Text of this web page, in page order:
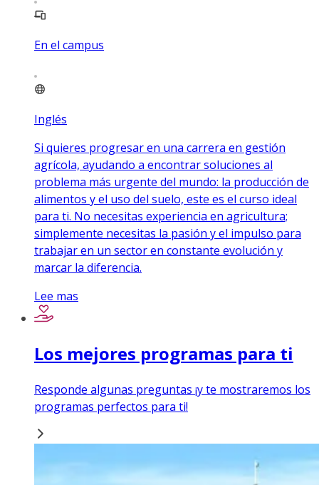
En el campus
Inglés
Si quieres progresar en una carrera en gestión
agrícola, ayudando a encontrar soluciones al
problema más urgente del mundo: la producción de
alimentos y el uso del suelo, este es el curso ideal
para ti. No necesitas experiencia en agricultura;
simplemente necesitas la pasión y el impulso para
trabajar en un sector en constante evolución y
marcar la diferencia.
Lee mas
Los mejores programas para ti
Responde algunas preguntas ¡y te mostraremos los
programas perfectos para ti!